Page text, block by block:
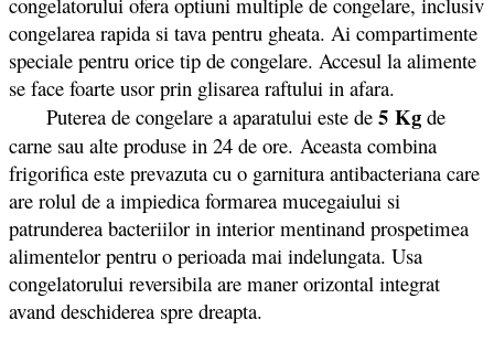
congelarea rapida si tava pentru gheata. Ai compartimente
speciale pentru orice tip de congelare. Accesul la alimente
se face foarte usor prin glisarea raftului in afara.
Puterea de congelare a aparatului este de 5 Kg de
carne sau alte produse in 24 de ore. Aceasta combina
frigorifica este prevazuta cu o garnitura antibacteriana care
are rolul de a impiedica formarea mucegaiului si
patrunderea bacteriilor in interior mentinand prospetimea
alimentelor pentru o perioada mai indelungata. Usa
congelatorului reversibila are maner orizontal integrat
avand deschiderea spre dreapta.